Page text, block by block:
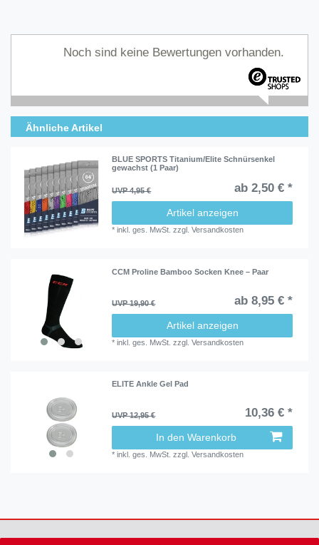
Noch sind keine Bewertungen vorhanden.
Ähnliche Artikel
BLUE SPORTS Titanium/Elite Schnürsenkel
gewachst (1 Paar)
UVP 4,95 € ab 2,50 € *
Artikel anzeigen
*inkl. ges. MwSt. zzgl.Versandkosten
CCM Proline Bamboo Socken Knee – Paar
UVP 19,90 € ab 8,95 € *
Artikel anzeigen
*inkl. ges. MwSt. zzgl.Versandkosten
ELITE Ankle Gel Pad
UVP 12,95 € 10,36 € *
In den Warenkorb
*inkl. ges. MwSt. zzgl.Versandkosten